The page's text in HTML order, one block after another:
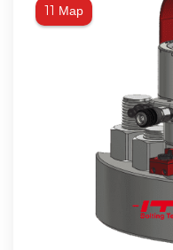
11 Мар